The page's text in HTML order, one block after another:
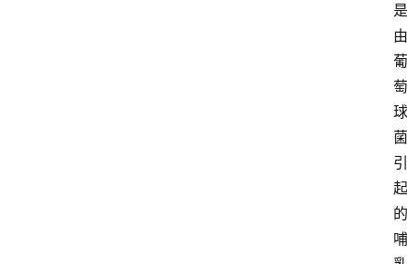
是
由
葡
萄
球
菌
引
起
的
哺